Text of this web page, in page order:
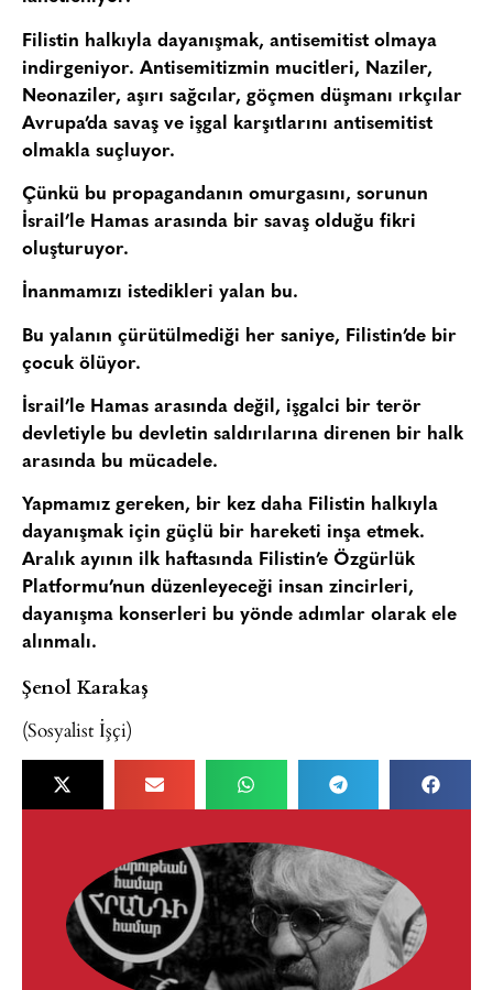
Filistin halkıyla dayanışmak, antisemitist olmaya
indirgeniyor. Antisemitizmin mucitleri, Naziler,
Neonaziler, aşırı sağcılar, göçmen düşmanı ırkçılar
Avrupa’da savaş ve işgal karşıtlarını antisemitist
olmakla suçluyor.
Çünkü bu propagandanın omurgasını, sorunun
İsrail’le Hamas arasında bir savaş olduğu fikri
oluşturuyor.
İnanmamızı istedikleri yalan bu.
Bu yalanın çürütülmediği her saniye, Filistin’de bir
çocuk ölüyor.
İsrail’le Hamas arasında değil, işgalci bir terör
devletiyle bu devletin saldırılarına direnen bir halk
arasında bu mücadele.
Yapmamız gereken, bir kez daha Filistin halkıyla
dayanışmak için güçlü bir hareketi inşa etmek.
Aralık ayının ilk haftasında Filistin’e Özgürlük
Platformu’nun düzenleyeceği insan zincirleri,
dayanışma konserleri bu yönde adımlar olarak ele
alınmalı.
Şenol Karakaş
(Sosyalist İşçi)